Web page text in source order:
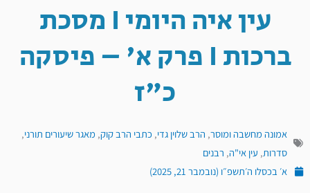
עין איה היומי I מסכת
ברכות I פרק א' – פיסקה
כ"ז
אמונה מחשבה ומוסר, הרב שלוין גדי, כתבי הרב קוק, מאגר שיעורים תורני,
סדרות, עין אי"ה, רבנים
א׳ בכסלו ה׳תשפ״ו (נובמבר 21, 2025)